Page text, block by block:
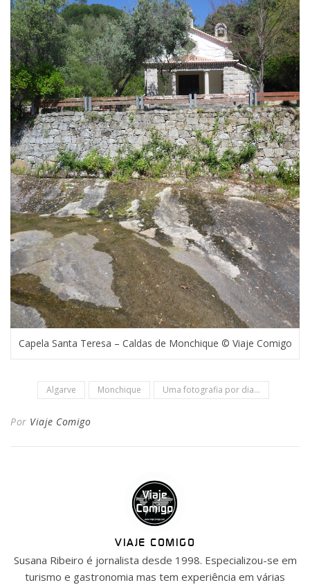
Capela Santa Teresa – Caldas de Monchique © Viaje Comigo
Algarve Monchique Uma fotografia por dia...
Por Viaje Comigo
VIAJE COMIGO
Susana Ribeiro é jornalista desde 1998. Especializou-se em
turismo e gastronomia mas tem experiência em várias